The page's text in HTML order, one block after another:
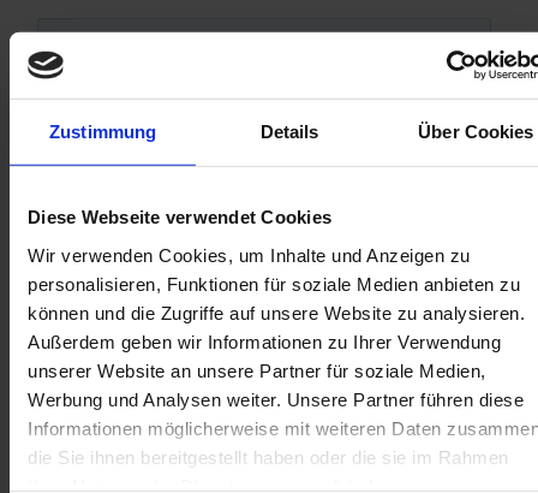
Zustimmung Details Über Cookies
Diese Webseite verwendet Cookies
Wir verwenden Cookies, um Inhalte und Anzeigen zu
personalisieren, Funktionen für soziale Medien anbieten zu
können und die Zugriffe auf unsere Website zu analysieren.
Außerdem geben wir Informationen zu Ihrer Verwendung
unserer Website an unsere Partner für soziale Medien,
Werbung und Analysen weiter. Unsere Partner führen diese
Informationen möglicherweise mit weiteren Daten
die Sie ihnen bereitgestellt haben oder die sie im Rahmen